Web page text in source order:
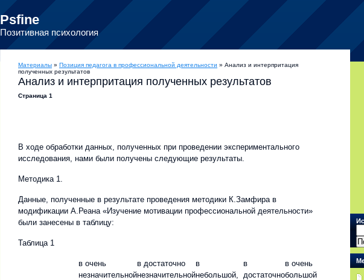
Psfine
Позитивная психология
Материалы » Позиция педагога в профессиональной деятельности » Анализ и интерпритация
полученных результатов
Анализ и интерпритация полученных результатов
Страница 1
В ходе обработки данных, полученных при проведении экспериментального
исследования, нами были получены следующие результаты.
Методика 1.
Данные, полученные в результате проведения методики К.Замфира в
модификации А.Реана «Изучение мотивации профессиональной деятельности»
были занесены в таблицу:
Таблица 1
в очень
незначительной
в достаточно
незначительной
в
небольшой,
в
достаточно
в очень
большой